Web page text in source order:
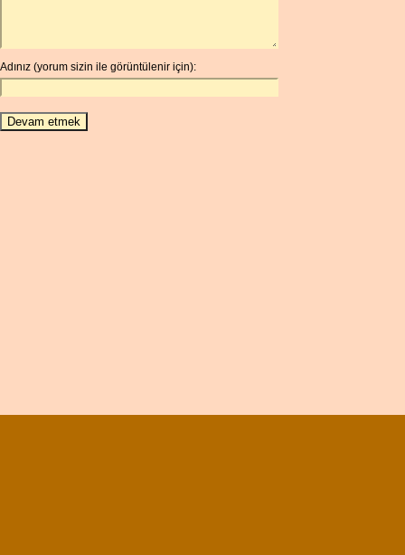
Adınız (yorum sizin ile görüntülenir için):